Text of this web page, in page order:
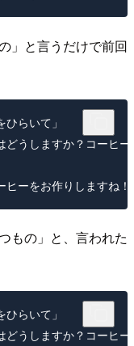
」と言うだけで前回
らいて」
うしますか？コーヒ
もの」と、言われた
らいて」
うしますか？コーヒ